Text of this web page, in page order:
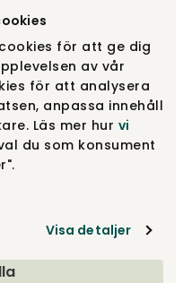
för att ge dig
av vår
för att analysera
anpassa innehåll
Läs mer hur vi
du som konsument
Visa detaljer
Hazelton Sideboard Brun
Rowico Home